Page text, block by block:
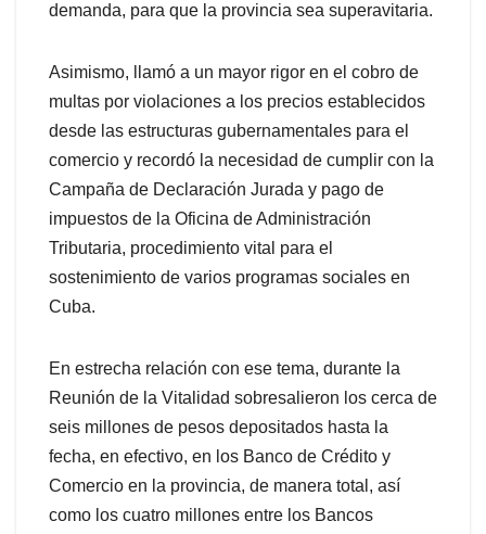
demanda, para que la provincia sea superavitaria.
Asimismo, llamó a un mayor rigor en el cobro de
multas por violaciones a los precios establecidos
desde las estructuras gubernamentales para el
comercio y recordó la necesidad de cumplir con la
Campaña de Declaración Jurada y pago de
impuestos de la Oficina de Administración
Tributaria, procedimiento vital para el
sostenimiento de varios programas sociales en
Cuba.
En estrecha relación con ese tema, durante la
Reunión de la Vitalidad sobresalieron los cerca de
seis millones de pesos depositados hasta la
fecha, en efectivo, en los Banco de Crédito y
Comercio en la provincia, de manera total, así
como los cuatro millones entre los Bancos